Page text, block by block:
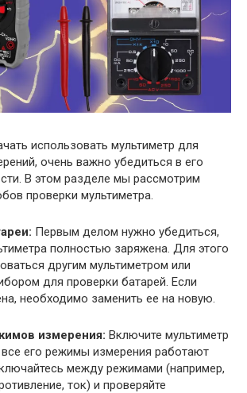
использовать мультиметр для
очень важно убедиться в его
В этом разделе мы рассмотрим
проверки мультиметра.
Первым делом нужно убедиться,
полностью заряжена. Для этого
другим мультиметром или
для проверки батарей. Если
необходимо заменить ее на новую.
измерения: Включите мультиметр
все его режимы измерения работают
между режимами (например,
ток) и проверяйте